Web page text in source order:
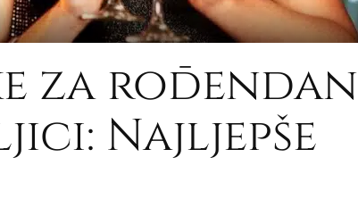
za rođendan
Najljepše